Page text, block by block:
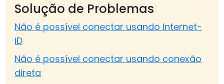
Solução de Problemas
Não é possível conectar usando Internet-
ID
Não é possível conectar usando conexão
direta